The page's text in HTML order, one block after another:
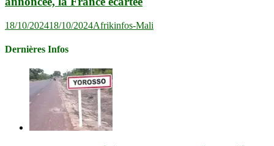
18/10/202418/10/2024Afrikinfos-Mali
Dernières Infos